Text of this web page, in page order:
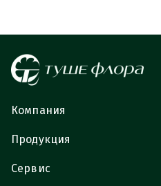
Компания
Продукция
Сервис